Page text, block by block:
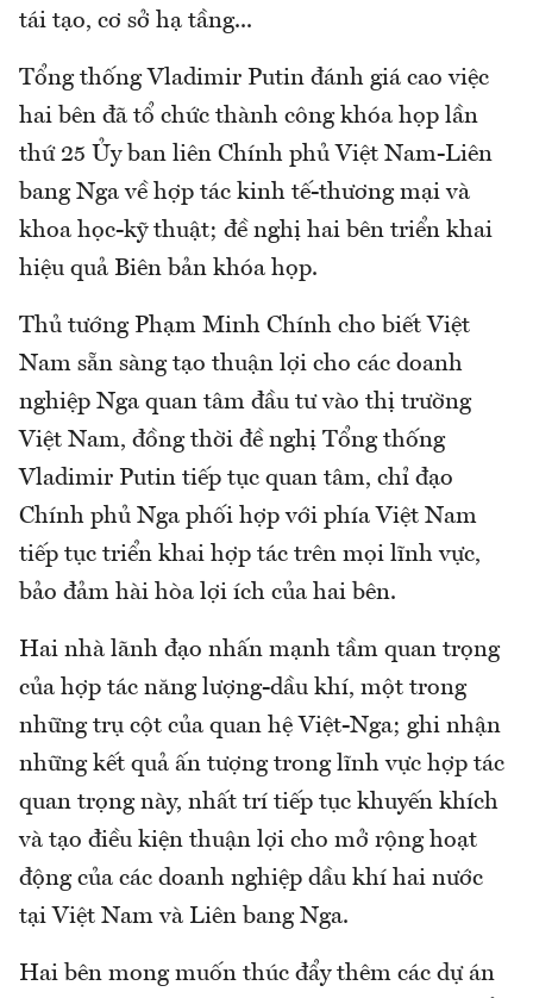
tái tạo, cơ sở hạ tầng...
Tổng thống Vladimir Putin đánh giá cao việc
hai bên đã tổ chức thành công khóa họp lần
thứ 25 Ủy ban liên Chính phủ Việt Nam-Liên
bang Nga về hợp tác kinh tế-thương mại và
khoa học-kỹ thuật; đề nghị hai bên triển khai
hiệu quả Biên bản khóa họp.
Thủ tướng Phạm Minh Chính cho biết Việt
Nam sẵn sàng tạo thuận lợi cho các doanh
nghiệp Nga quan tâm đầu tư vào thị trường
Việt Nam, đồng thời đề nghị Tổng thống
Vladimir Putin tiếp tục quan tâm, chỉ đạo
Chính phủ Nga phối hợp với phía Việt Nam
tiếp tục triển khai hợp tác trên mọi lĩnh vực,
bảo đảm hài hòa lợi ích của hai bên.
Hai nhà lãnh đạo nhấn mạnh tầm quan trọng
của hợp tác năng lượng-dầu khí, một trong
những trụ cột của quan hệ Việt-Nga; ghi nhận
những kết quả ấn tượng trong lĩnh vực hợp tác
quan trọng này, nhất trí tiếp tục khuyến khích
và tạo điều kiện thuận lợi cho mở rộng hoạt
động của các doanh nghiệp dầu khí hai nước
tại Việt Nam và Liên bang Nga.
Hai bên mong muốn thúc đẩy thêm các dự án